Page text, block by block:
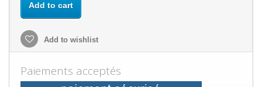
Add to cart
Add to wishlist
Paiements acceptés